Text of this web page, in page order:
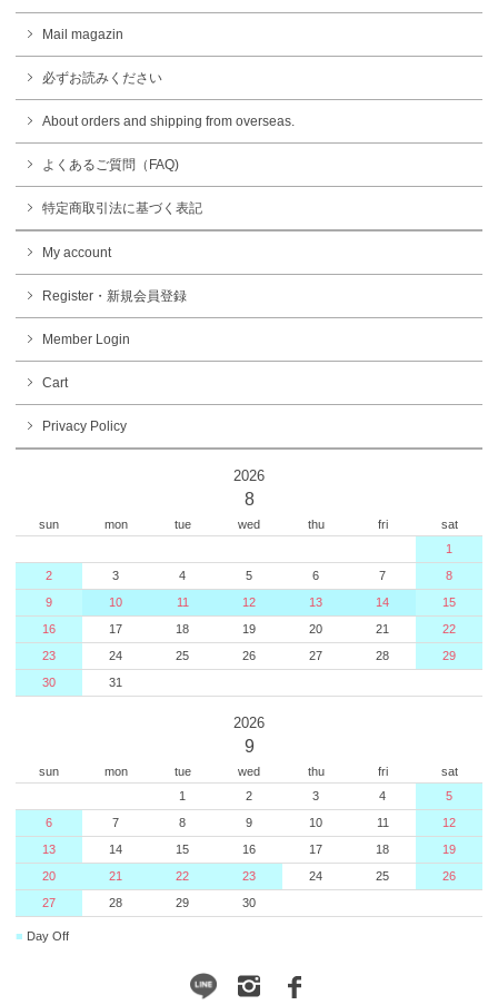
Mail magazin
必ずお読みください
About orders and shipping from overseas.
よくあるご質問（FAQ)
特定商取引法に基づく表記
My account
Register・新規会員登録
Member Login
Cart
Privacy Policy
2026
8
sun mon tue wed thu fri
sat
1
2
3 4 5 6 7
8
9
10 11 12 13 14
15
16
17 18 19 20 21
22
23
24 25 26 27 28
29
30
31
2026
9
sun mon tue wed thu fri
sat
1
2 3 4
5
6
7 8 9 10 11
12
13
14 15 16 17 18
19
20
21 22 23 24 25
26
27
28 29 30
■ Day Off